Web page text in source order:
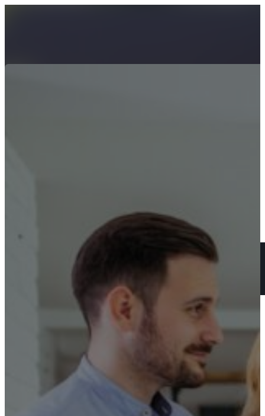
Dienstleistungen
Für Verkäufer
Für Käufer & Investoren
Weitere Dienstleistungen
Immobilien zum Verkauf